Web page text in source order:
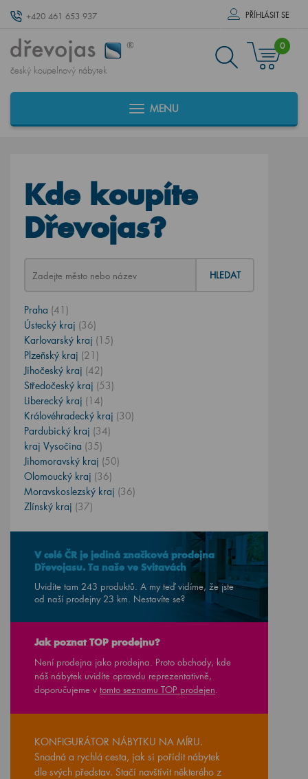
+420 461 653 937 PŘÍHLÁSIT SE
český koupelnový nábytek
0
MENU
Kde koupíte
Dřevojas?
HLEDAT
Praha (41)
Ústecký kraj (36)
Karlovarský kraj (15)
Plzeňský kraj (21)
Jihočeský kraj (42)
Středočeský kraj (53)
Liberecký kraj (14)
Královéhradecký kraj (30)
Pardubický kraj (34)
kraj Vysočina (35)
Jihomoravský kraj (50)
Olomoucký kraj (36)
Moravskoslezský kraj (36)
Zlínský kraj (37)
V celé ČR je jediná značková prodejna
Dřevojasu. Ta naše ve Svitavách
Uvidíte tam 243 produktů. A my teď vidíme, že jste
od naší prodejny 23 km. Nestavíte se?
Jak poznat TOP prodejnu?
Není prodejna jako prodejna. Proto obchody, kde
náš nábytek uvidíte opravdu reprezentativně,
doporučujeme v tomto seznamu TOP prodejen
KONFIGURÁTOR NÁBYTKU NA MÍRU.
Snadná a rychlá cesta, jak si pořídit nábytek
dle svých představ. Stačí navštívit některého z